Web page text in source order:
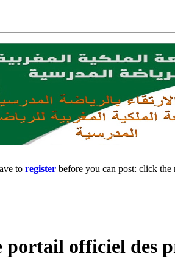
to register before you can post: click the
portail officiel des